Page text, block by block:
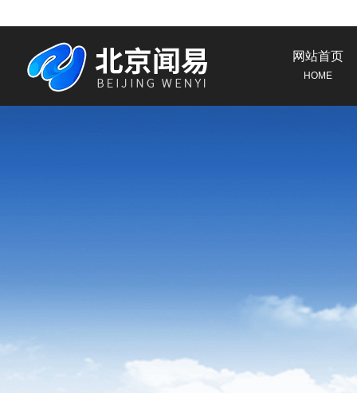
网站首页
HOME